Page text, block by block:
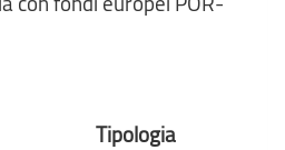
Tipologia